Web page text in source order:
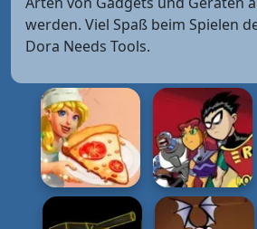
werden. Viel Spaß beim Spielen
Dora Needs Tools.